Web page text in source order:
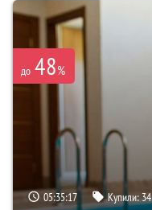
до 48%
05:35:16 Купили:34